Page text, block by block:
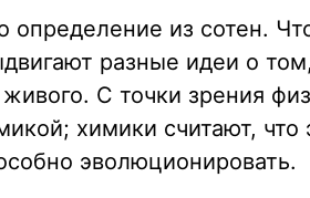
определение из сотен.
разные идеи о
С точки зрения
химики считают, что
эволюционировать.